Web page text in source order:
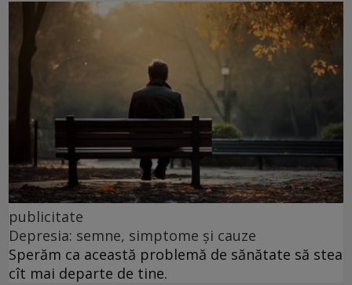
publicitate
Depresia: semne, simptome și cauze
Sperăm ca această problemă de sănătate să stea
cît mai departe de tine.